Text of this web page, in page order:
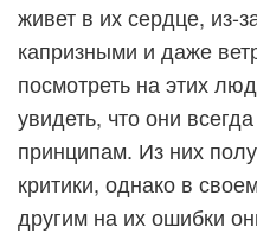
живет в их сердце, из-
капризными и даже
посмотреть на этих
увидеть, что они
принципам. Из них
критики, однако в
другим на их ошибки